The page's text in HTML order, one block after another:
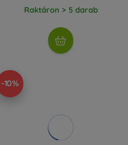
Raktáron > 5 darab
-10%